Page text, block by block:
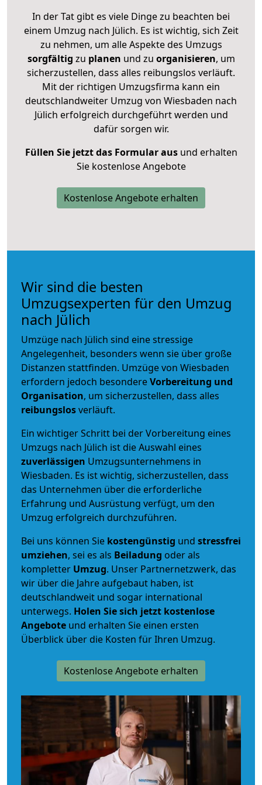
In der Tat gibt es viele Dinge zu beachten bei
einem Umzug nach Jülich. Es ist wichtig, sich Zeit
zu nehmen, um alle Aspekte des Umzugs
sorgfältig zu planen und zu organisieren, um
sicherzustellen, dass alles reibungslos verläuft.
Mit der richtigen Umzugsfirma kann ein
deutschlandweiter Umzug von Wiesbaden nach
Jülich erfolgreich durchgeführt werden und
dafür sorgen wir.
Füllen Sie jetzt das Formular ausund erhalten
Sie kostenlose Angebote
Kostenlose Angebote erhalten
Wir sind die besten
Umzugsexperten für den Umzug
nach Jülich
Umzüge nach Jülich sind eine stressige
Angelegenheit, besonders wenn sie über große
Distanzen stattfinden. Umzüge von Wiesbaden
erfordern jedoch besondereVorbereitung und
Organisation, um sicherzustellen, dass alles
reibungslosverläuft.
Ein wichtiger Schritt bei der Vorbereitung eines
Umzugs nach Jülich ist die Auswahl eines
zuverlässigen Umzugsunternehmens in
Wiesbaden. Es ist wichtig, sicherzustellen, dass
das Unternehmen über die erforderliche
Erfahrung und Ausrüstung verfügt, um den
Umzug erfolgreich durchzuführen.
Bei uns können Sie kostengünstig und stressfrei
umziehen, sei es als Beiladung oder als
kompletter Umzug. Unser Partnernetzwerk, das
wir über die Jahre aufgebaut haben, ist
deutschlandweit und sogar international
unterwegs. Holen Sie sich jetzt kostenlose
Angebote und erhalten Sie einen ersten
Überblick über die Kosten für Ihren Umzug.
Kostenlose Angebote erhalten